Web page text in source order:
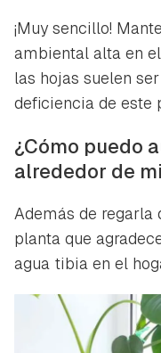
¡Muy sencillo!
ambiental alta en
las hojas suelen
deficiencia de este
¿Cómo puedo
alrededor de
Además de regarla
planta que
agua tibia en el